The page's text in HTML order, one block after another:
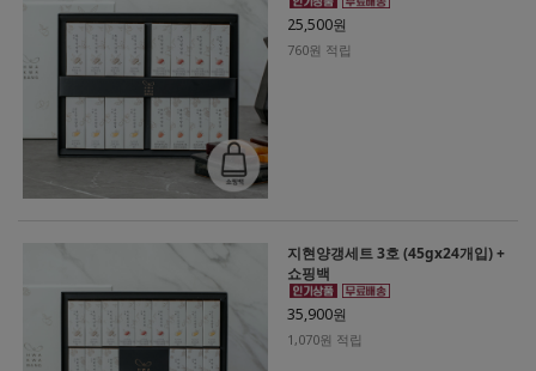
25,500원
760원 적립
지현양갱세트 3호 (45gx24개입) +
쇼핑백
35,900원
1,070원 적립